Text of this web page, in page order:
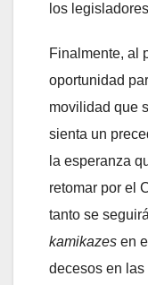
los
Finalmente, al
oportunidad
movilidad que
sienta un
la esperanza
retomar por el
tanto se
kamikazes en
decesos en las